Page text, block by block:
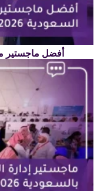
أفضل ماجستير